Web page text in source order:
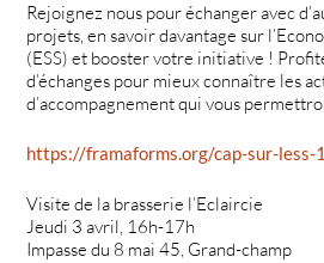
Rejoignez nous pour échanger avec
projets, en savoir davantage sur
(ESS) et booster votre initiative !
d’échanges pour mieux connaître les
d’accompagnement qui vous
https://framaforms.org/cap-sur-
Visite de la brasserie l’Eclaircie
Jeudi 3 avril, 16h-17h
Impasse du 8 mai 45, Grand-champ